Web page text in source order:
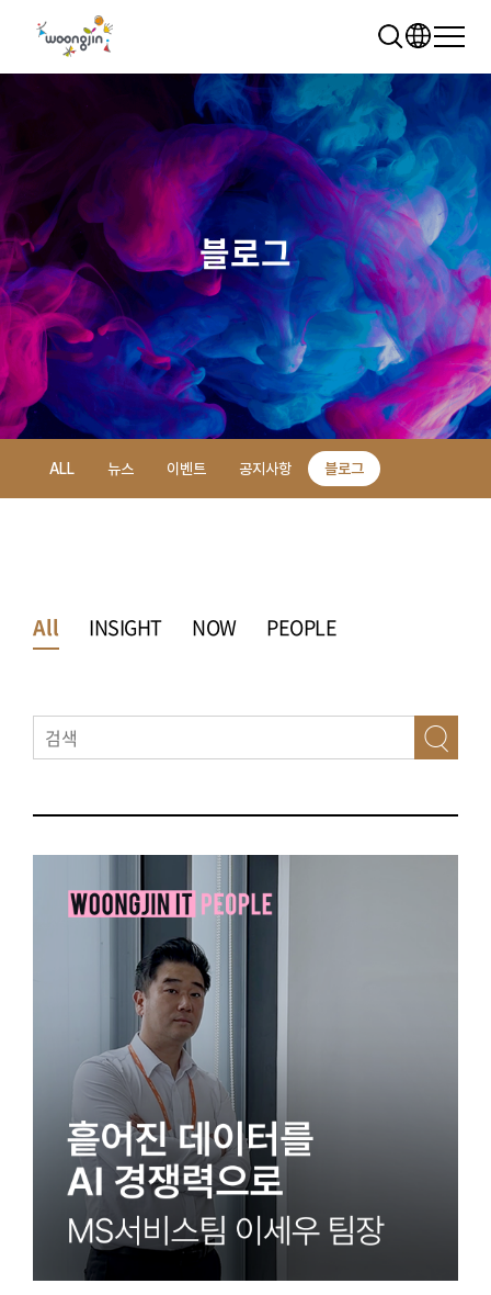
추천 검색어
WRMS WDMS SAP ERP
렌탈 모빌리티 클라우드
블로그
ALL 뉴스 이벤트 공지사항 블로그
All INSIGHT NOW PEOPLE